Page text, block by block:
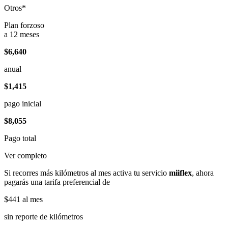
Otros*
Plan forzoso
a 12 meses
$6,640
anual
$1,415
pago inicial
$8,055
Pago total
Ver completo
Si recorres más kilómetros al mes activa tu servicio miiflex, ahora
pagarás una tarifa preferencial de
$441 al mes
sin reporte de kilómetros